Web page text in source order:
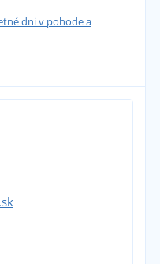
dni v pohode a